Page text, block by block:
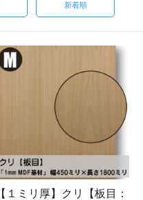
新着順
【１ミリ厚】クリ【板目：